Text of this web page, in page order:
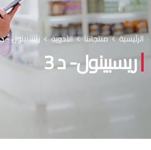
ريسبينول- د 3
الرئيسية منتجاتنا الأدوية ريسبينول - د